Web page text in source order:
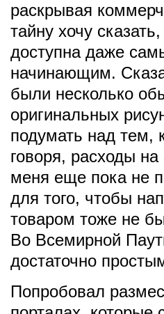
раскрывая
тайну хочу
доступна даже
начинающим.
были несколько
оригинальных
подумать над тем,
говоря, расходы
меня еще пока не
для того, чтобы
товаром тоже не
Во Всемирной
достаточно
Попробовал